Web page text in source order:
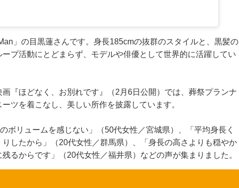
」の目黒蓮さんです。身長185cmの抜群のスタイルと、黒髪の
プ活動にとどまらず、モデルや俳優として世界的に活躍してい
『ほどなく、お別れです』（2月6日公開）では、葬祭プランナ
ツを着こなし、美しい所作を披露しています。
ボリュームを感じない」（50代女性／宮城県）、「平均身長く
したから」（20代女性／群馬県）、「身長の高さよりも穏やか
るからです」（20代女性／福井県）などの声が集まりました。